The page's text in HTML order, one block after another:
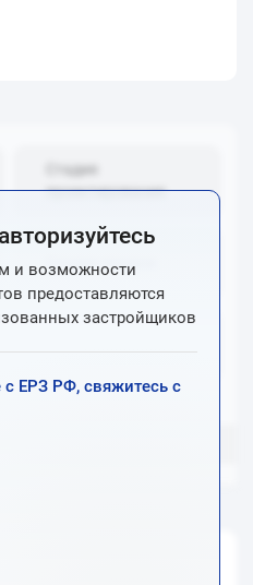
и возможности
предоставляются
застройщиков
с ЕРЗ РФ, свяжитесь с
Стадия
проектирования
Стадия продаж